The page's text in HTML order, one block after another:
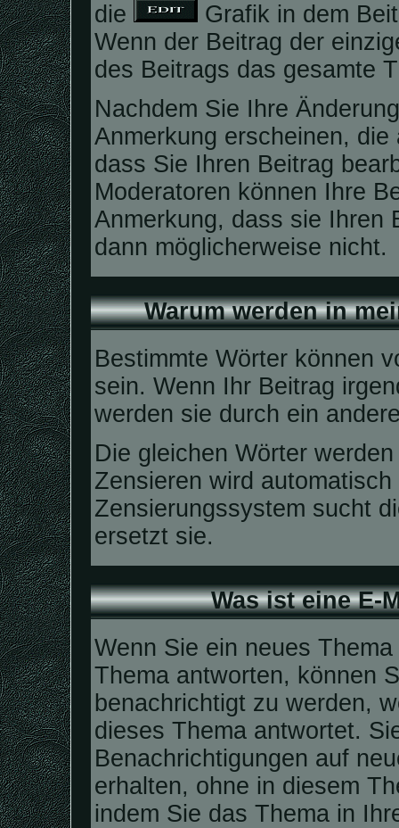
die
Grafik in dem
Wenn der Beitrag der
des Beitrags das gesamte
Nachdem Sie Ihre
Anmerkung erscheinen,
dass Sie Ihren Beitrag
Moderatoren können Ihre
Anmerkung, dass sie Ihren
dann möglicherweise nicht.
Warum werden in
Bestimmte Wörter können
sein. Wenn Ihr Beitrag
werden sie durch ein
Die gleichen Wörter
Zensieren wird
Zensierungssystem sucht
ersetzt sie.
Was ist eine E-
Wenn Sie ein neues
Thema antworten, können
benachrichtigt zu werden,
dieses Thema antwortet.
Benachrichtigungen auf
erhalten, ohne in diesem
indem Sie das Thema in